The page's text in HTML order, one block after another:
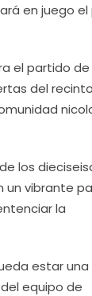
en juego el
el partido
del recinto
los
un vibrante
la
estar una
equipo de